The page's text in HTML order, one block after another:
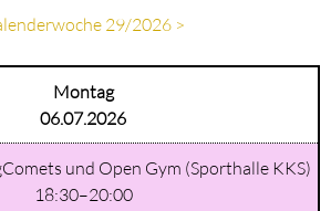
29/2026 >
Montag
06.07.2026
und Open Gym (Sporthalle KKS)
18:30–20:00